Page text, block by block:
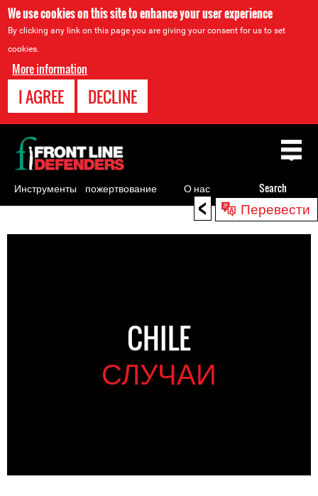
We use cookies on this site to enhance your user experience
By clicking any link on this page you are giving your consent for us to set
cookies.
More information
I AGREE DECLINE
< Перевести
to
CHILE
СЛУЧАИ
Back
to
top
Инструменты
для
пожертвование О нас Search